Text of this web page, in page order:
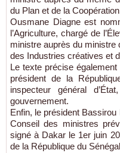
du Plan et de la
Ousmane Diagne est
l’Agriculture, chargé de
ministre auprès du ministre
des Industries créatives et
Le texte précise
président de la
inspecteur général
gouvernement.
Enfin, le président
Conseil des ministres
signé à Dakar le 1er juin
de la République du